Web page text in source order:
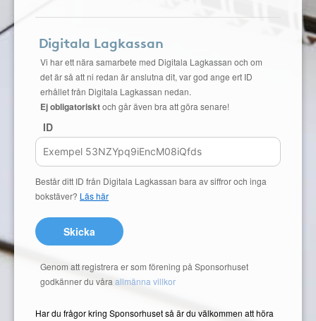
Digitala Lagkassan
Vi har ett nära samarbete med Digitala Lagkassan och om
det är så att ni redan är anslutna dit, var god ange ert ID
erhållet från Digitala Lagkassan nedan.
Ej obligatorisktoch går även bra att göra senare!
ID
Består ditt ID från Digitala Lagkassan bara av siffror och inga
bokstäver? Läs här
Skicka
Genom att registrera er som förening på Sponsorhuset
godkänner du våra allmänna villkor
Har du frågor kring Sponsorhuset så är du välkommen att höra